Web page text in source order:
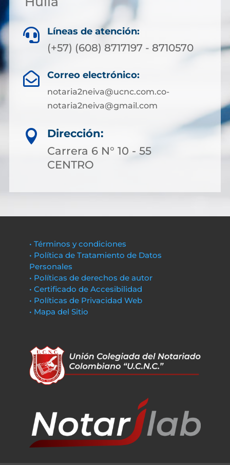
 Líneas de atención:
(+57) (608) 8717197 - 8710570
 Correo electrónico:
notaria2neiva@ucnc.com.co-
notaria2neiva@gmail.com

Dirección:
Carrera 6 N° 10 - 55
CENTRO
• Términos y condiciones
• Política de Tratamiento de Datos
Personales
• Políticas de derechos de autor
• Certificado de Accesibilidad
• Políticas de Privacidad Web
• Mapa del Sitio